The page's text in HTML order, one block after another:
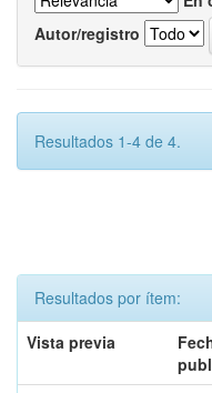
Autor/registro
Resultados 1-4 de 4.
Resultados por ítem:
Vista previa